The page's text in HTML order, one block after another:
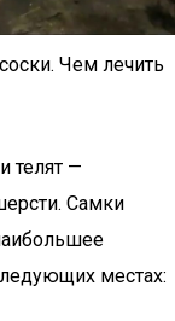
Чем лечить
телят —
Самки
местах: